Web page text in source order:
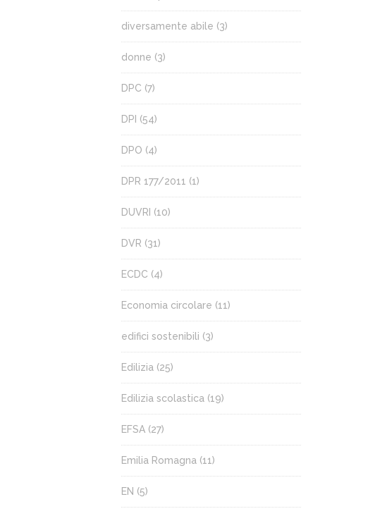
diversamente abile (3)
donne (3)
DPC (7)
DPI (54)
DPO (4)
DPR 177/2011 (1)
DUVRI (10)
DVR (31)
ECDC (4)
Economia circolare (11)
edifici sostenibili (3)
Edilizia (25)
Edilizia scolastica (19)
EFSA (27)
Emilia Romagna (11)
EN (5)